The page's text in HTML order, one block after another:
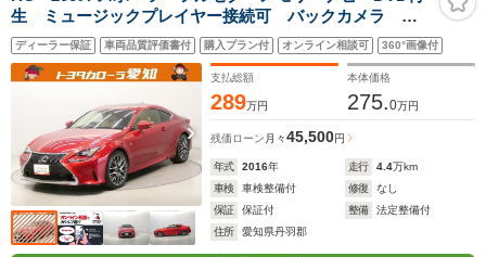
生 ミュージックプレイヤー接続可 バックカメラ 衝
突被害軽減システム ETC LEDヘッドランプ アイド
リングストップ
ディーラー保証 車両品質評価書付 購入プラン付 オンライン相談可 360°画像付
支払総額
289万円
本体価格
275.0万円
残価ローン 月々45,500円
年式 2016年 走行 4.4万km
車検
車検整備付 修復
なし
保証
保証付 整備
法定整備付
住所
愛知県丹羽郡